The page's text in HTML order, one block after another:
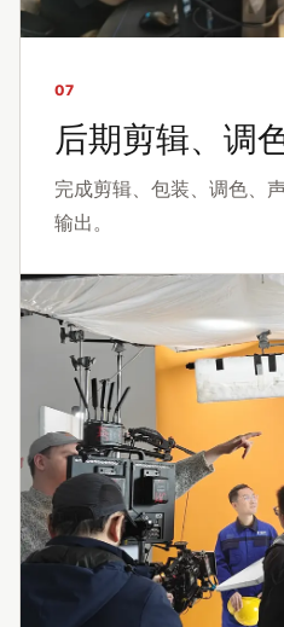
07
后期剪辑、调
完成剪辑、包装、调色、
输出。